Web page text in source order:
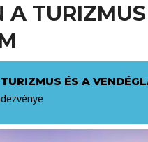
A
ÉS A